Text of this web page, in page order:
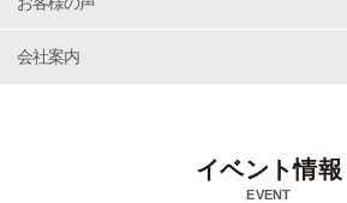
会社案内
イベント情報
EVENT